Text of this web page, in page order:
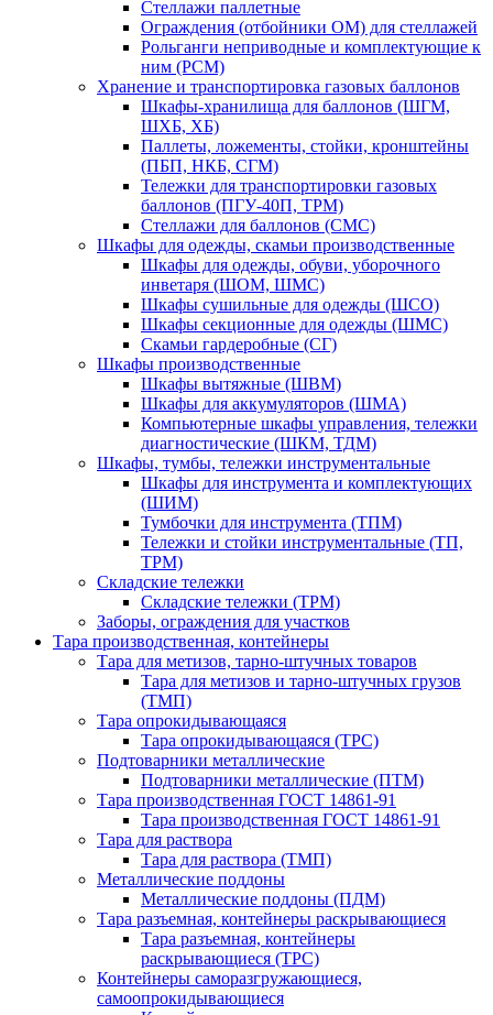
Стеллажи паллетные
Ограждения (отбойники ОМ) для стеллажей
Рольганги неприводные и комплектующие к
ним (РСМ)
Хранение и транспортировка газовых баллонов
Шкафы-хранилища для баллонов (ШГМ,
ШХБ, ХБ)
Паллеты, ложементы, стойки, кронштейны
(ПБП, НКБ, СГМ)
Тележки для транспортировки газовых
баллонов (ПГУ-40П, ТРМ)
Стеллажи для баллонов (СМС)
Шкафы для одежды, скамьи производственные
Шкафы для одежды, обуви, уборочного
инветаря (ШОМ, ШМС)
Шкафы сушильные для одежды (ШСО)
Шкафы секционные для одежды (ШМС)
Скамьи гардеробные (СГ)
Шкафы производственные
Шкафы вытяжные (ШВМ)
Шкафы для аккумуляторов (ШМА)
Компьютерные шкафы управления, тележки
диагностические (ШКМ, ТДМ)
Шкафы, тумбы, тележки инструментальные
Шкафы для инструмента и комплектующих
(ШИМ)
Тумбочки для инструмента (ТПМ)
Тележки и стойки инструментальные (ТП,
ТРМ)
Складские тележки
Складские тележки (ТРМ)
Заборы, ограждения для участков
Тара производственная, контейнеры
Тара для метизов, тарно-штучных товаров
Тара для метизов и тарно-штучных грузов
(ТМП)
Тара опрокидывающаяся
Тара опрокидывающаяся (ТРС)
Подтоварники металлические
Подтоварники металлические (ПТМ)
Тара производственная ГОСТ 14861-91
Тара производственная ГОСТ 14861-91
Тара для раствора
Тара для раствора (ТМП)
Металлические поддоны
Металлические поддоны (ПДМ)
Тара разъемная, контейнеры раскрывающиеся
Тара разъемная, контейнеры
раскрывающиеся (ТРС)
Контейнеры саморазгружающиеся,
самоопрокидывающиеся